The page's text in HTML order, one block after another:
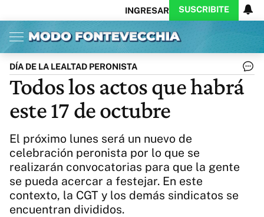
INGRESAR SUSCRIBITE
Inicio Ahora
Opinión
Política
Ciencia
Protagonistas
Cultura
Arte
Educación
Internacional
CARAS
Exitoina
Videos
Córdoba
Reperfilar
Business
Noticias
Caras
Exitoina
Gaming
Vivo
Diario del Juicio
Actualidad
DÍA DE LA LEALTAD PERONISTA
Todos los actos que habrá
este 17 de octubre
El próximo lunes será un nuevo de
celebración peronista por lo que se
realizarán convocatorias para que la gente
se pueda acercar a festejar. En este
contexto, la CGT y los demás sindicatos se
encuentran divididos.